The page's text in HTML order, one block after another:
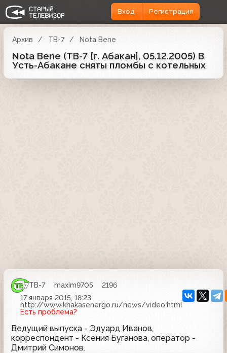
Вход Регистрация
Архив ТВ-7 Nota Bene
Nota Bene (ТВ-7 [г. Абакан], 05.12.2005) В
Усть-Абакане сняты пломбы с котельных
ТВ-7 maxim9705
2196
17 января 2015, 18:23
http://www.khakasenergo.ru/news/video.html
Есть проблема?
Ведущий выпуска - Эдуард Иванов,
корреспондент - Ксения Буганова, оператор -
Дмитрий Симонов.